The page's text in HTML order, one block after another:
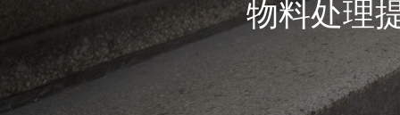
物料处理